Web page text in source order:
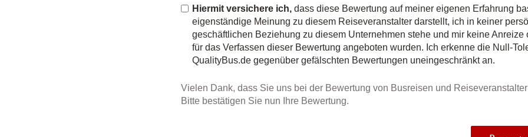
Hiermit versichere ich, dass diese Bewertung auf meiner eigenen Erfahrung
eigenständige Meinung zu diesem Reiseveranstalter darstellt, ich in keiner
geschäftlichen Beziehung zu diesem Unternehmen stehe und mir keine Anreize
für das Verfassen dieser Bewertung angeboten wurden. Ich erkenne die Null-
QualityBus.de gegenüber gefälschten Bewertungen uneingeschränkt an.
Vielen Dank, dass Sie uns bei der Bewertung von Busreisen und
Bitte bestätigen Sie nun Ihre Bewertung.